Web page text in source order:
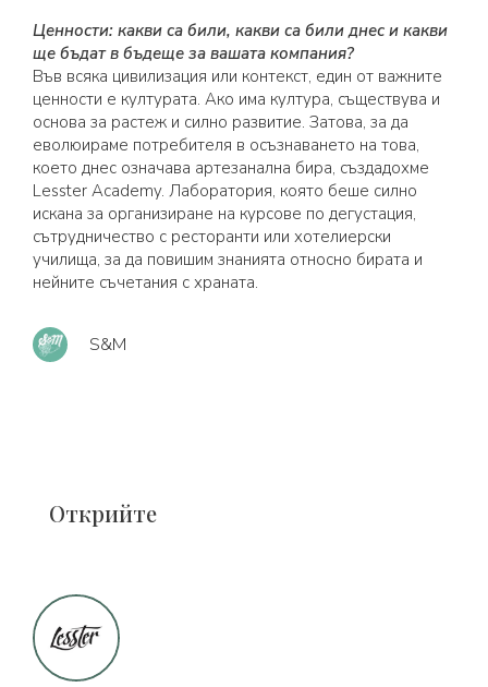
Ценности: какви са били, какви са били днес и какви
ще бъдат в бъдеще за вашата компания?
Във всяка цивилизация или контекст, един от важните
ценности е културата. Ако има култура, съществува и
основа за растеж и силно развитие. Затова, за да
еволюираме потребителя в осъзнаването на това,
което днес означава артезанална бира, създадохме
Lesster Academy. Лаборатория, която беше силно
искана за организиране на курсове по дегустация,
сътрудничество с ресторанти или хотелиерски
училища, за да повишим знанията относно бирата и
нейните съчетания с храната.
S&M
Открийте